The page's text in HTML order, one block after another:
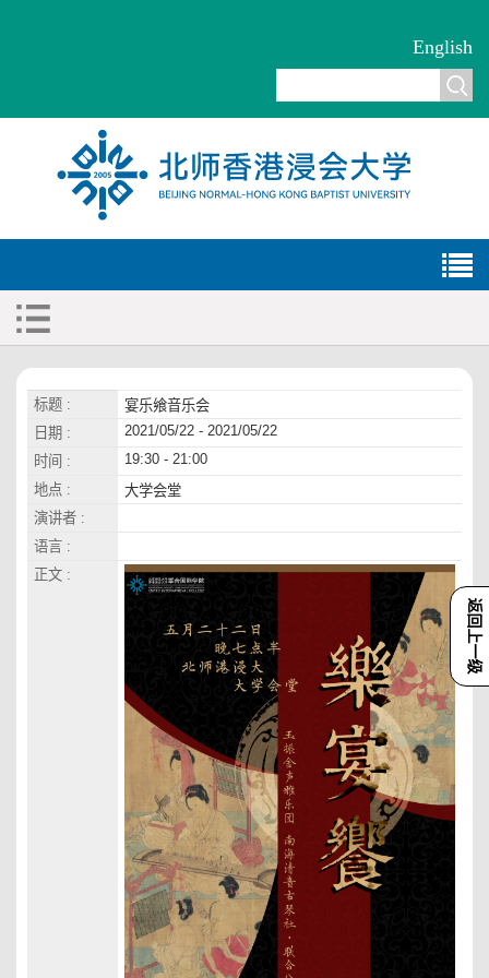
返回上一级
English
标题 :
宴乐飨音乐会
日期 :
2021/05/22 - 2021/05/22
时间 :
19:30 - 21:00
地点 :
大学会堂
演讲者 :
语言 :
正文 :